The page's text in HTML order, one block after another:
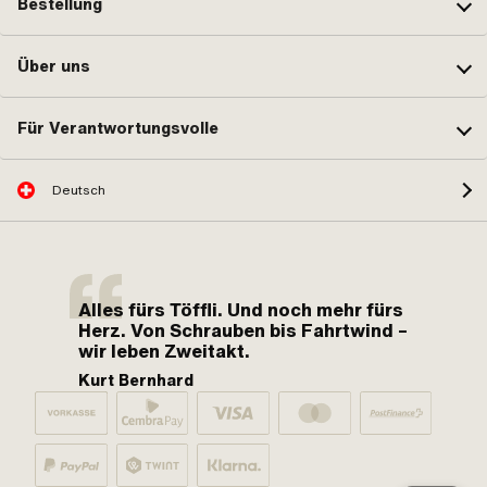
Über uns
Für Verantwortungsvolle
Deutsch
Alles fürs Töffli. Und noch mehr fürs
Herz. Von Schrauben bis Fahrtwind –
wir leben Zweitakt.
Kurt Bernhard